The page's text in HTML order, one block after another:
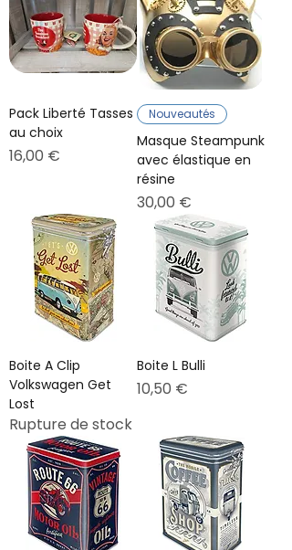
Pack Liberté Tasses
au choix
Prix
16,00 €
Nouveautés
Masque Steampunk
avec élastique en
résine
Prix
30,00 €
Boite A Clip
Volkswagen Get
Lost
Rupture de stock
Boite L Bulli
Prix
10,50 €